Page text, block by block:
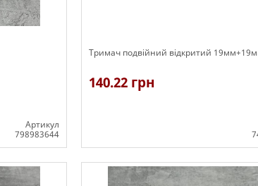
Артикул
798983644
Тримач подвійний відкритий
140.22 грн